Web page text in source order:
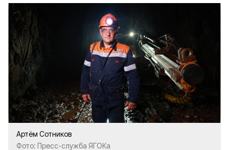
Артём Сотников
Фото: Пресс-служба ЯГОКа